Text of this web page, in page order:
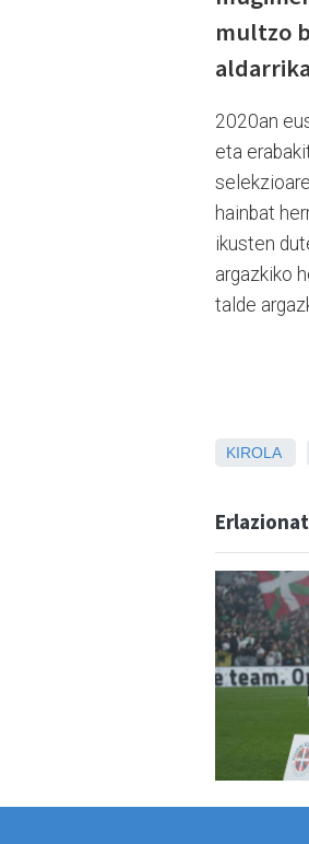
multzo
2020an
eta
hainbat
ikusten
argazkiko
talde
KIROLA